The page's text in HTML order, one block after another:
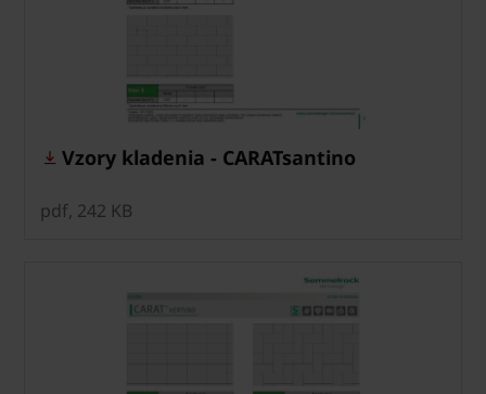
Vzory kladenia - CARATsantino
pdf, 242 KB